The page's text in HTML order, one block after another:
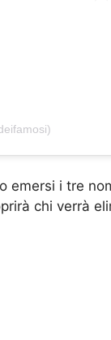
emersi i tre
chi verrà